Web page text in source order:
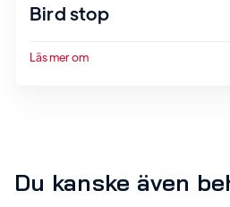
Bird stop
Läs mer om
Du kanske även